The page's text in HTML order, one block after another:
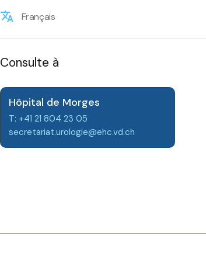
Français
Consulte à
Hôpital de Morges
T: +41 21 804 23 05
secretariat.urologie@ehc.vd.ch